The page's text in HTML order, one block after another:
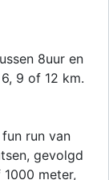
8uur en
9 of 12 km.
run van
gevolgd
meter,